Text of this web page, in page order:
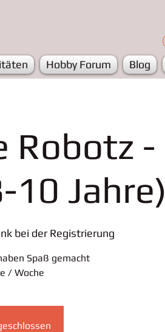
Hobby Forum Blog
Robotz -
10 Jahre)
bei der Registrierung
Spaß gemacht
/ Woche